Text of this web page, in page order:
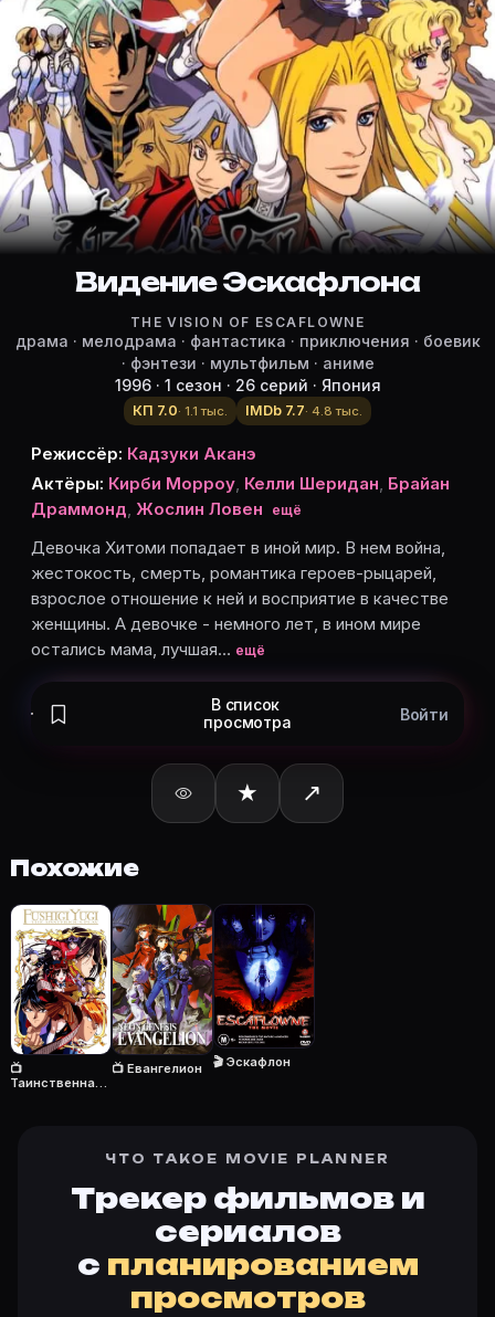
Режиссёр, актёры и роли
Режиссёр и актёры:
Кадзуки Аканэ (режиссёр)
Kirby Morrow — Van Fanel, озвучка
Kelly Sheridan — Hitomi Kanzaki, озвучка
Брайан Драммонд — Allen Schezar
Жослин Ловен — Merle
Пол Добсон — Folken Fanel
— Millerna Aston
Вик Миньона — Folken
Коллин Клинкенберд — Millerna Aston
Аарон Дисмьюк — Van Fanel
Кэйтлин Гласс
— Hitomi Kanzaki
Alexis Tipton
— Merle (Funimation dub)
Сонни Стрейт — Allen Schezar
Даррен Плевин
Мая Сакамото — Hitomi Kanzaki, озвучка
Томокадзу Сэки — Van Fanel, озвучка
Карточки актёров с ролями — на Movie Planner.
Частые вопросы о «Видение
Девочка Хитоми попадает в иной мир. В нем
Какой рейтинг у «Видение Эскафлона» (1996)?
Как отслеживать «Видение Эскафлона» (1996) в
Кто актёры в «Видение Эскафлона» (1996)?
Режиссёр — Кадзуки Аканэ. В сериале «Видение
Как добавить «Видение Эскафлона» в свой список
Откройте «Видение Эскафлона (1996)» на Movie
Другие карточки: Горбатая гора (2005)·
Войти в кабинет— сохранить «Видение
Видение Эскафлона
THE VISION OF ESCAFLOWNE
драма · мелодрама · фантастика · приключения · боевик
· фэнтези · мультфильм · аниме
1996 · 1 сезон · 26 серий · Япония
КП 7.0· 1.1 тыс. IMDb 7.7· 4.8 тыс.
Режиссёр: Кадзуки Аканэ
Актёры: Кирби Морроу, Келли Шеридан, Брайан
Драммонд, Жослин Ловен ещё
Девочка Хитоми попадает в иной мир. В нем война,
жестокость, смерть, романтика героев-рыцарей,
взрослое отношение к ней и восприятие в качестве
женщины. А девочке - немного лет, в ином мире
остались мама, лучшая… ещё
В список
просмотра
Войти
★ ↗
Похожие
📺
Таинственная
📺 Евангелион 🎬 Эскафлон
ЧТО ТАКОЕ MOVIE PLANNER
Трекер фильмов и
сериалов
с планированием
просмотров